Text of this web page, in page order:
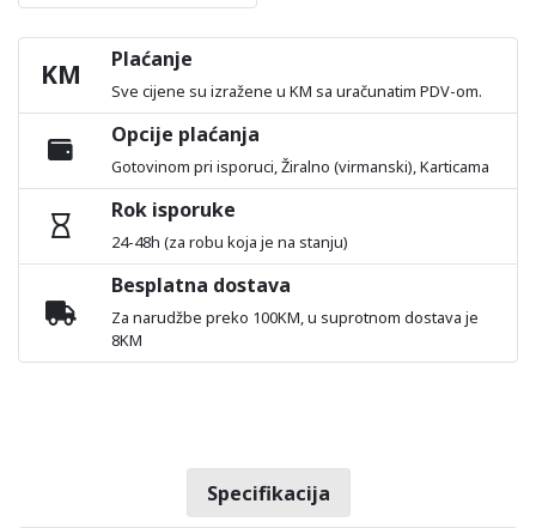
KM Plaćanje
Sve cijene su izražene u KM sa uračunatim PDV-om.
Opcije plaćanja
Gotovinom pri isporuci, Žiralno (virmanski), Karticama
Rok isporuke
24-48h (za robu koja je na stanju)
Besplatna dostava
Za narudžbe preko 100KM, u suprotnom dostava je
8KM
Specifikacija